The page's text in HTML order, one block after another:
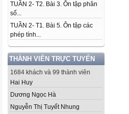
TUẦN 2- T2. Bài 3. Ôn tập phân
số...
TUẦN 2- T1. Bài 5. Ôn tập các
phép tính...
THÀNH VIÊN TRỰC TUYẾN
1684 khách và 99 thành viên
Hai Huy
Dương Ngọc Hà
Nguyễn Thị Tuyết Nhung